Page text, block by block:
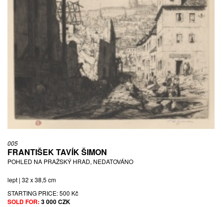
005
FRANTIŠEK TAVÍK ŠIMON
POHLED NA PRAŽSKÝ HRAD, NEDATOVÁNO
lept | 32 x 38,5 cm
STARTING PRICE:500 Kč
SOLD FOR: 3 000 CZK